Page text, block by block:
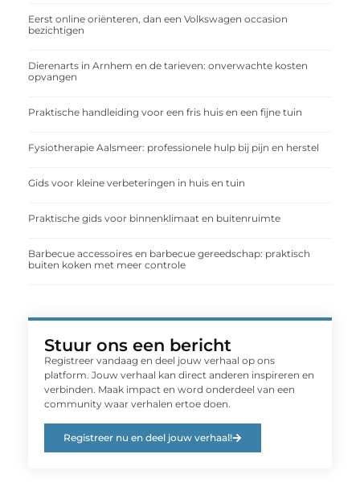
Eerst online oriënteren, dan een Volkswagen occasion
bezichtigen
Dierenarts in Arnhem en de tarieven: onverwachte kosten
opvangen
Praktische handleiding voor een fris huis en een fijne tuin
Fysiotherapie Aalsmeer: professionele hulp bij pijn en herstel
Gids voor kleine verbeteringen in huis en tuin
Praktische gids voor binnenklimaat en buitenruimte
Barbecue accessoires en barbecue gereedschap: praktisch
buiten koken met meer controle
Stuur ons een bericht
Registreer vandaag en deel jouw verhaal op ons
platform. Jouw verhaal kan direct anderen inspireren en
verbinden. Maak impact en word onderdeel van een
community waar verhalen ertoe doen.
Registreer nu en deel jouw verhaal!